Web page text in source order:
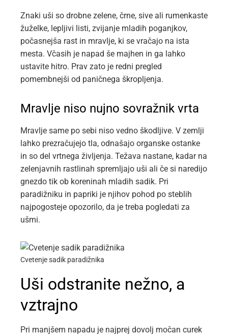
Znaki uši so drobne zelene, črne, sive ali rumenkaste
žuželke, lepljivi listi, zvijanje mladih poganjkov,
počasnejša rast in mravlje, ki se vračajo na ista
mesta. Včasih je napad še majhen in ga lahko
ustavite hitro. Prav zato je redni pregled
pomembnejši od paničnega škropljenja.
Mravlje niso nujno sovražnik vrta
Mravlje same po sebi niso vedno škodljive. V zemlji
lahko prezračujejo tla, odnašajo organske ostanke
in so del vrtnega življenja. Težava nastane, kadar na
zelenjavnih rastlinah spremljajo uši ali če si naredijo
gnezdo tik ob koreninah mladih sadik. Pri
paradižniku in papriki je njihov pohod po steblih
najpogosteje opozorilo, da je treba pogledati za
ušmi.
Cvetenje sadik paradižnika
Uši odstranite nežno, a
vztrajno
Pri manjšem napadu je najprej dovolj močan curek